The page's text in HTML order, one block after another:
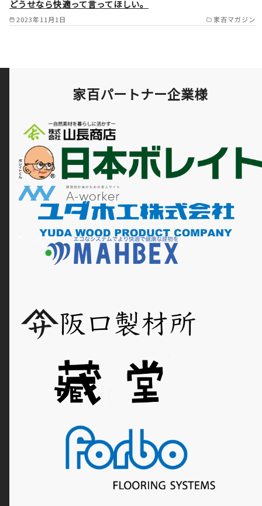
2023年11月1日 家百マガジン
どうせなら快適って言ってほしい。
家百パートナー企業様